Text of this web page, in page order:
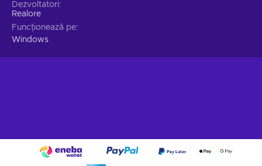
Dezvoltatori
Realore
Funcționează pe
Windows